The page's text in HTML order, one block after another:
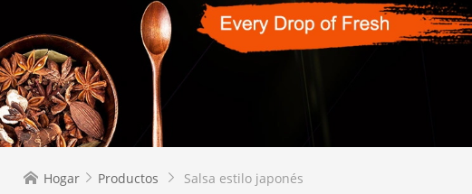
 Hogar  Productos  Salsa estilo japonés